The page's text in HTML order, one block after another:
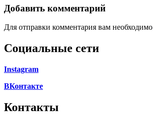
Добавить комментарий
Для отправки комментария вам необходимо
Социальные сети
Instagram
ВКонтакте
Контакты